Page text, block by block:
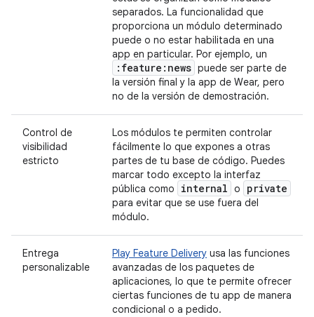
separados. La funcionalidad que
proporciona un módulo determinado
puede o no estar habilitada en una
app en particular. Por ejemplo, un
:feature:news puede ser parte de
la versión final y la app de Wear, pero
no de la versión de demostración.
Control de
visibilidad
estricto
Los módulos te permiten controlar
fácilmente lo que expones a otras
partes de tu base de código. Puedes
marcar todo excepto la interfaz
pública como
internal o private
para evitar que se use fuera del
módulo.
Entrega
personalizable
Play Feature Delivery usa las funciones
avanzadas de los paquetes de
aplicaciones, lo que te permite ofrecer
ciertas funciones de tu app de manera
condicional o a pedido.